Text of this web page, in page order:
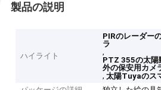
製品の説明
ハイライト
PIRのレーダー
ラ
,
PTZ 355の太陽
外の保安用カメ
,太陽Tuyaのス